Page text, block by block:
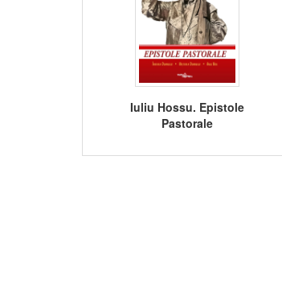
Iuliu Hossu. Epistole
Pastorale